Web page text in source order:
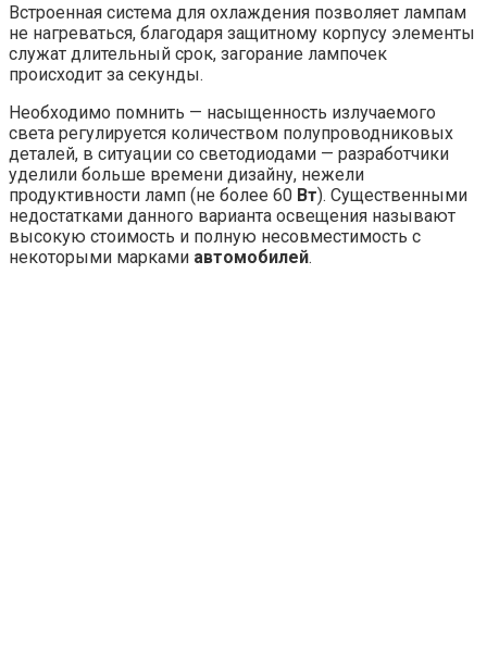
Встроенная система для охлаждения позволяет лампам
не нагреваться, благодаря защитному корпусу элементы
служат длительный срок, загорание лампочек
происходит за секунды.
Необходимо помнить — насыщенность излучаемого
света регулируется количеством полупроводниковых
деталей, в ситуации со светодиодами — разработчики
уделили больше времени дизайну, нежели
продуктивности ламп (не более 60 Вт). Существенными
недостатками данного варианта освещения называют
высокую стоимость и полную несовместимость с
некоторыми марками автомобилей.